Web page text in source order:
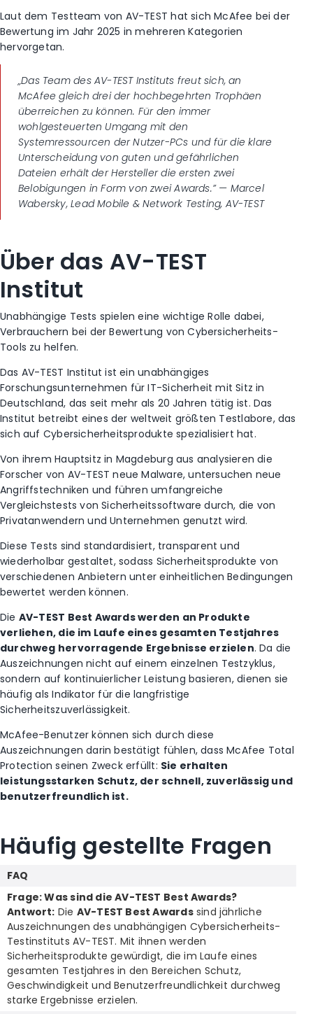
Laut dem Testteam von AV-TEST hat sich McAfee bei der
Bewertung im Jahr 2025 in mehreren Kategorien
hervorgetan.
„Das Team des AV-TEST Instituts freut sich, an
McAfee gleich drei der hochbegehrten Trophäen
überreichen zu können. Für den immer
wohlgesteuerten Umgang mit den
Systemressourcen der Nutzer-PCs und für die klare
Unterscheidung von guten und gefährlichen
Dateien erhält der Hersteller die ersten zwei
Belobigungen in Form von zwei Awards.” — Marcel
Wabersky, Lead Mobile & Network Testing, AV-TEST
Über das AV-TEST
Institut
Unabhängige Tests spielen eine wichtige Rolle dabei,
Verbrauchern bei der Bewertung von Cybersicherheits-
Tools zu helfen.
Das AV-TEST Institut ist ein unabhängiges
Forschungsunternehmen für IT-Sicherheit mit Sitz in
Deutschland, das seit mehr als 20 Jahren tätig ist. Das
Institut betreibt eines der weltweit größten Testlabore, das
sich auf Cybersicherheitsprodukte spezialisiert hat.
Von ihrem Hauptsitz in Magdeburg aus analysieren die
Forscher von AV-TEST neue Malware, untersuchen neue
Angriffstechniken und führen umfangreiche
Vergleichstests von Sicherheitssoftware durch, die von
Privatanwendern und Unternehmen genutzt wird.
Diese Tests sind standardisiert, transparent und
wiederholbar gestaltet, sodass Sicherheitsprodukte von
verschiedenen Anbietern unter einheitlichen Bedingungen
bewertet werden können.
Die AV-TEST Best Awards werden an Produkte
verliehen, die im Laufe eines gesamten Testjahres
durchweg hervorragende Ergebnisse erzielen. Da die
Auszeichnungen nicht auf einem einzelnen Testzyklus,
sondern auf kontinuierlicher Leistung basieren, dienen sie
häufig als Indikator für die langfristige
Sicherheitszuverlässigkeit.
McAfee-Benutzer können sich durch diese
Auszeichnungen darin bestätigt fühlen, dass McAfee Total
Protection seinen Zweck erfüllt: Sie erhalten
leistungsstarken Schutz, der schnell, zuverlässig und
benutzerfreundlich ist.
Häufig gestellte Fragen
FAQ
Frage: Was sind die AV-TEST Best Awards?
Antwort: Die AV-TEST Best Awards sind jährliche
Auszeichnungen des unabhängigen Cybersicherheits-
Testinstituts AV-TEST. Mit ihnen werden
Sicherheitsprodukte gewürdigt, die im Laufe eines
gesamten Testjahres in den Bereichen Schutz,
Geschwindigkeit und Benutzerfreundlichkeit durchweg
starke Ergebnisse erzielen.